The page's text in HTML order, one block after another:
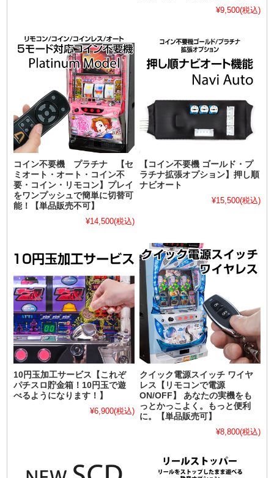
¥9,500(税込)
コイン不要機 プラチナ 【セ
ミオート・オート・コイン不
要・コイン・リモコン】プレイ
をワンプッシュで簡単に切替可
能！【単品販売不可】
¥14,500(税込)
【コイン不要機 ゴールド・プ
ラチナ拡張オプション】押し順
ナビオート
¥15,500(税込)
10円玉加工サービス【これぞ
パチスロ貯金箱！10円玉で遊
べるようになります！】
¥6,900(税込)
クイック電源スイッチ ワイヤ
レス【リモコンで電源
ON/OFF】 あなたの実機をも
っとかっこよく。もっと便利
に。【単品販売可】
¥8,800(税込)